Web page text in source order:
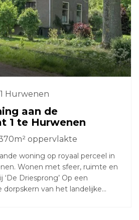
Hurwenen
aan de
1 te Hurwenen
oppervlakte
woning op royaal perceel in
Wonen met sfeer, ruimte en
‘De Driesprong’ Op een
dorpskern van het landelijke